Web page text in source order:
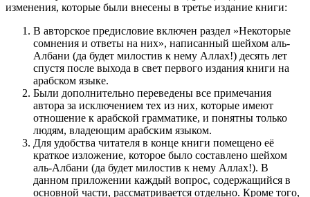
изменения, которые были внесены в третье издание книги:
В авторское предисловие включен раздел »Некоторые
сомнения и ответы на них», написанный шейхом аль-
Албани (да будет милостив к нему Аллах!) десять лет
спустя после выхода в свет первого издания книги на
арабском языке.
Были дополнительно переведены все примечания
автора за исключением тех из них, которые имеют
отношение к арабской грамматике, и понятны только
людям, владеющим арабским языком.
Для удобства читателя в конце книги помещено её
краткое изложение, которое было составлено шейхом
аль-Албани (да будет милостив к нему Аллах!). В
данном приложении каждый вопрос, содержащийся в
основной части, рассматривается отдельно. Кроме того,